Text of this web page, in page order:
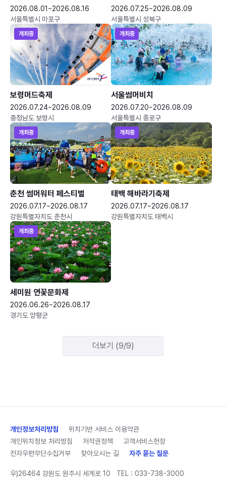
2026.08.01~2026.08.16
서울특별시 마포구
2026.07.25~2026.08.09
서울특별시 성북구
개최중
보령머드축제
2026.07.24~2026.08.09
충청남도 보령시
개최중
서울썸머비치
2026.07.20~2026.08.09
서울특별시 종로구
개최중
춘천 썸머워터 페스티벌
2026.07.17~2026.08.17
강원특별자치도 춘천시
개최중
태백 해바라기축제
2026.07.17~2026.08.17
강원특별자치도 태백시
개최중
세미원 연꽃문화제
2026.06.26~2026.08.17
경기도 양평군
더보기 (9/9)
개인정보처리방침
위치기반 서비스 이용약관
개인위치정보 처리방침
저작권정책
고객서비스헌장
전자우편무단수집거부
찾아오시는 길 자주 묻는 질문
우)26464 강원도 원주시 세계로 10 TEL : 033-738-3000